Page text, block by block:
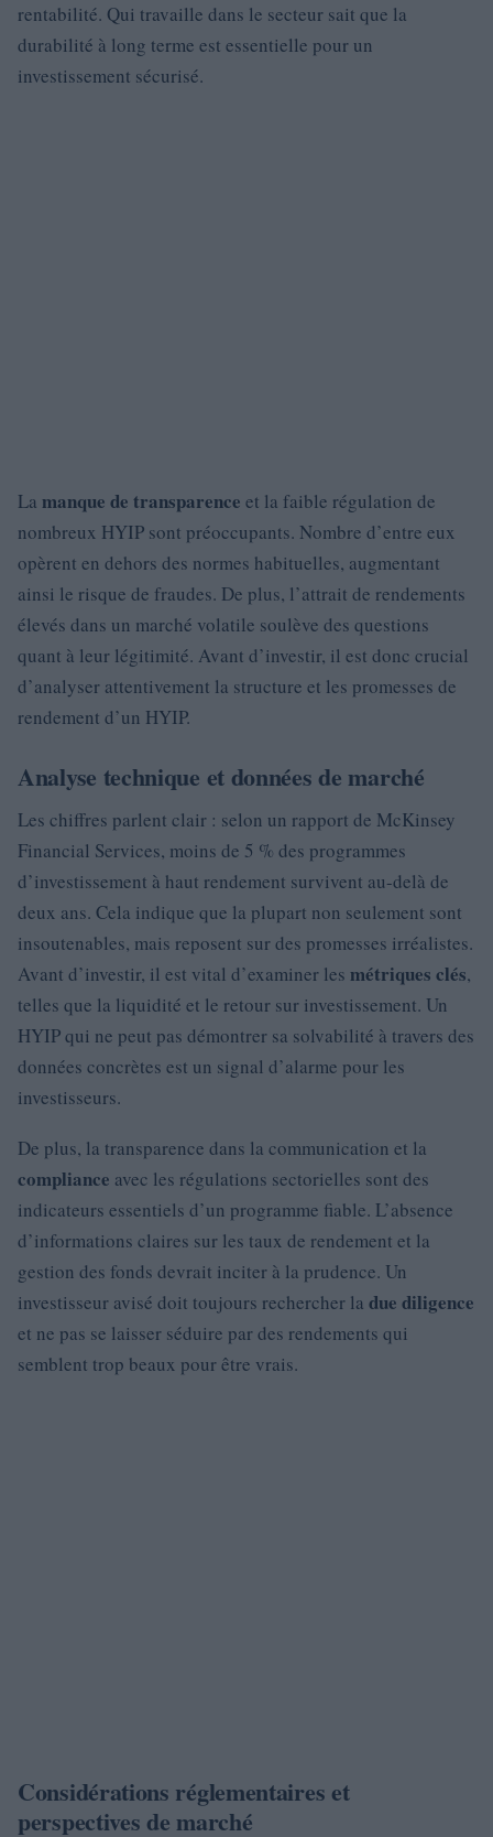
rentabilité. Qui travaille dans le secteur sait que la
durabilité à long terme est essentielle pour un
investissement sécurisé.
La manque de transparence et la faible régulation de
nombreux HYIP sont préoccupants. Nombre d’entre eux
opèrent en dehors des normes habituelles, augmentant
ainsi le risque de fraudes. De plus, l’attrait de rendements
élevés dans un marché volatile soulève des questions
quant à leur légitimité. Avant d’investir, il est donc crucial
d’analyser attentivement la structure et les promesses de
rendement d’un HYIP.
Analyse technique et données de marché
Les chiffres parlent clair : selon un rapport de McKinsey
Financial Services, moins de 5 % des programmes
d’investissement à haut rendement survivent au-delà de
deux ans. Cela indique que la plupart non seulement sont
insoutenables, mais reposent sur des promesses irréalistes.
Avant d’investir, il est vital d’examiner les métriques clés,
telles que la liquidité et le retour sur investissement. Un
HYIP qui ne peut pas démontrer sa solvabilité à travers des
données concrètes est un signal d’alarme pour les
investisseurs.
De plus, la transparence dans la communication et la
compliance avec les régulations sectorielles sont des
indicateurs essentiels d’un programme fiable. L’absence
d’informations claires sur les taux de rendement et la
gestion des fonds devrait inciter à la prudence. Un
investisseur avisé doit toujours rechercher la due diligence
et ne pas se laisser séduire par des rendements qui
semblent trop beaux pour être vrais.
Considérations réglementaires et
perspectives de marché